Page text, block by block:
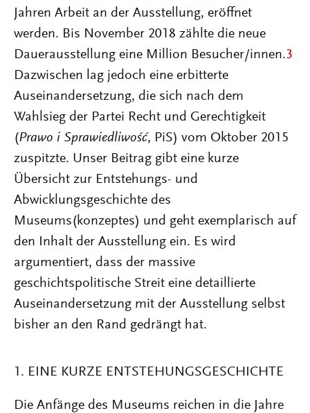
Jahren Arbeit an der Ausstellung, eröffnet
werden. Bis November 2018 zählte die neue
Dauerausstellung eine Million Besucher/innen.3
Dazwischen lag jedoch eine erbitterte
Auseinandersetzung, die sich nach dem
Wahlsieg der Partei Recht und Gerechtigkeit
(Prawo i Sprawiedliwość, PiS) vom Oktober 2015
zuspitzte. Unser Beitrag gibt eine kurze
Übersicht zur Entstehungs- und
Abwicklungsgeschichte des
Museums(konzeptes) und geht exemplarisch auf
den Inhalt der Ausstellung ein. Es wird
argumentiert, dass der massive
geschichtspolitische Streit eine detaillierte
Auseinandersetzung mit der Ausstellung selbst
bisher an den Rand gedrängt hat.
1. EINE KURZE ENTSTEHUNGSGESCHICHTE
Die Anfänge des Museums reichen in die Jahre